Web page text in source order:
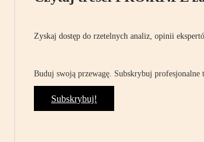
Zyskaj dostęp do rzetelnych analiz, opinii
Buduj swoją przewagę. Subskrybuj
Subskrybuj!